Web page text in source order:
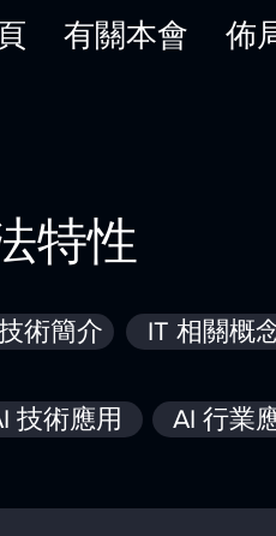
有關本會 佈
特性
術簡介 IT 相關概
技術應用 AI 行業